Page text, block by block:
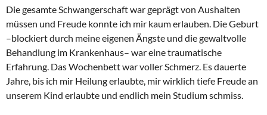
Die gesamte Schwangerschaft war geprägt von Aushalten
müssen und Freude konnte ich mir kaum erlauben. Die Geburt
–blockiert durch meine eigenen Ängste und die gewaltvolle
Behandlung im Krankenhaus– war eine traumatische
Erfahrung. Das Wochenbett war voller Schmerz. Es dauerte
Jahre, bis ich mir Heilung erlaubte, mir wirklich tiefe Freude an
unserem Kind erlaubte und endlich mein Studium schmiss.